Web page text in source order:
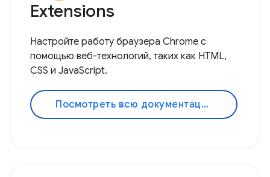
Extensions
Настройте работу браузера Chrome с
помощью веб-технологий, таких как HTML,
CSS и JavaScript.
Посмотреть всю документацию